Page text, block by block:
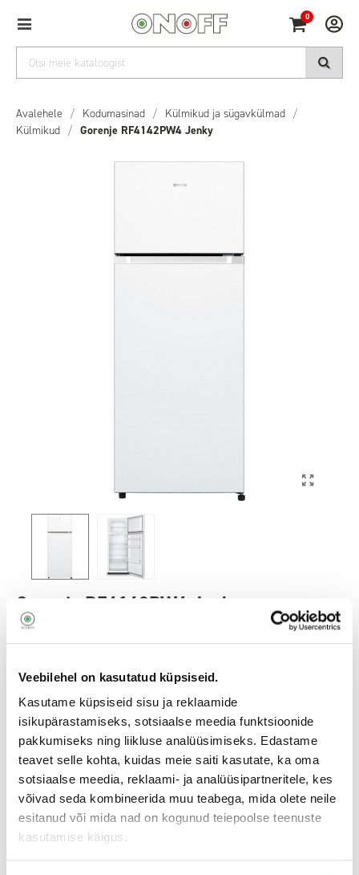
Veebilehel on kasutatud küpsiseid.
Kasutame küpsiseid sisu ja reklaamide
isikupärastamiseks, sotsiaalse meedia funktsioonide
pakkumiseks ning liikluse analüüsimiseks. Edastame
teavet selle kohta, kuidas meie saiti kasutate, ka oma
sotsiaalse meedia, reklaami- ja analüüsipartneritele, kes
võivad seda kombineerida muu teabega, mida olete neile
esitanud või mida nad on kogunud teiepoolse teenuste
kasutamise käigus.
0
Avalehele / Kodumasinad / Külmikud ja sügavkülmad /
Külmikud / Gorenje RF4142PW4 Jenky
Gorenje RF4142PW4 Jenky
241088503
20001339
259,90€ -20€
239,90 €
Lisagarantii 2+3 aastat +54€
Lisa ostukorvi